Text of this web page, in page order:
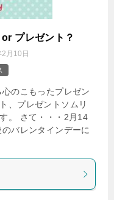
プレゼント？
月10日
のこもったプレゼン
、プレゼントソムリ
。 さて・・・2月14
バレンタインデーに